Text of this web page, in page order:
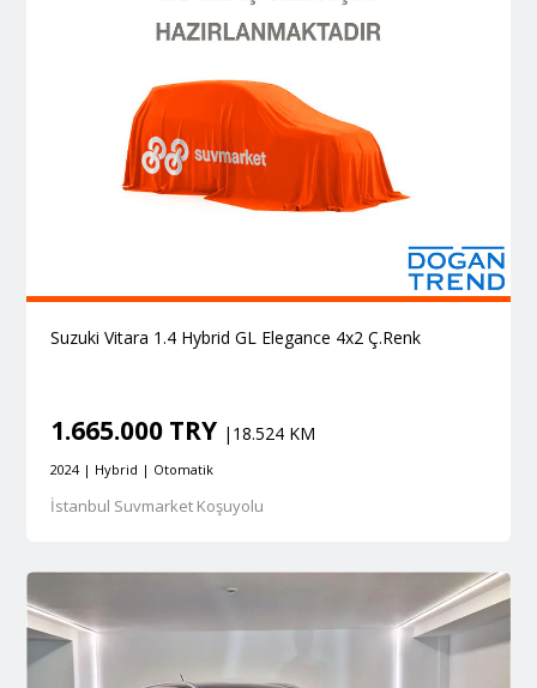
Suzuki Vitara 1.4 Hybrid GL Elegance 4x2 Ç.Renk
1.665.000 TRY |18.524 KM
2024 | Hybrid | Otomatik
İstanbul Suvmarket Koşuyolu